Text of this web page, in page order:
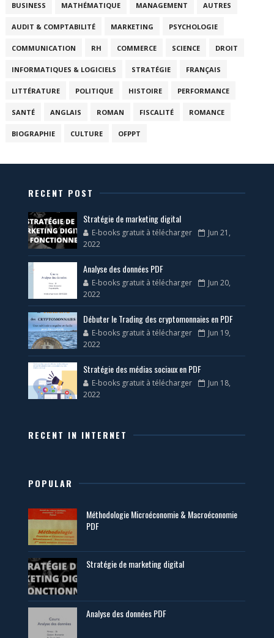
BUSINESS MATHÉMATIQUE MANAGEMENT AUTRES
AUDIT & COMPTABILITÉ MARKETING PSYCHOLOGIE
COMMUNICATION RH COMMERCE SCIENCE DROIT
INFORMATIQUES & LOGICIELS STRATÉGIE FRANÇAIS
LITTÉRATURE POLITIQUE HISTOIRE PERFORMANCE
SANTÉ ANGLAIS ROMAN FISCALITÉ ROMANCE
BIOGRAPHIE CULTURE OFPPT
RECENT POST
Stratégie de marketing digital
E-books gratuit à télécharger
Jun 21,
2022
Analyse des données PDF
E-books gratuit à télécharger
Jun 20,
2022
Débuter le Trading des cryptomonnaies en PDF
E-books gratuit à télécharger
Jun 19,
2022
Stratégie des médias sociaux en PDF
E-books gratuit à télécharger
Jun 18,
2022
RECENT IN INTERNET
POPULAR
Méthodologie Microéconomie & Macroéconomie
PDF
Stratégie de marketing digital
Analyse des données PDF